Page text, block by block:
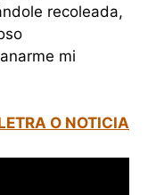
recoleada,
mi
O NOTICIA